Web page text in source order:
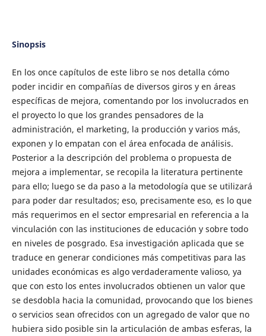
Sinopsis
En los once capítulos de este libro se nos detalla cómo
poder incidir en compañías de diversos giros y en áreas
específicas de mejora, comentando por los involucrados en
el proyecto lo que los grandes pensadores de la
administración, el marketing, la producción y varios más,
exponen y lo empatan con el área enfocada de análisis.
Posterior a la descripción del problema o propuesta de
mejora a implementar, se recopila la literatura pertinente
para ello; luego se da paso a la metodología que se utilizará
para poder dar resultados; eso, precisamente eso, es lo que
más requerimos en el sector empresarial en referencia a la
vinculación con las instituciones de educación y sobre todo
en niveles de posgrado. Esa investigación aplicada que se
traduce en generar condiciones más competitivas para las
unidades económicas es algo verdaderamente valioso, ya
que con esto los entes involucrados obtienen un valor que
se desdobla hacia la comunidad, provocando que los bienes
o servicios sean ofrecidos con un agregado de valor que no
hubiera sido posible sin la articulación de ambas esferas, la